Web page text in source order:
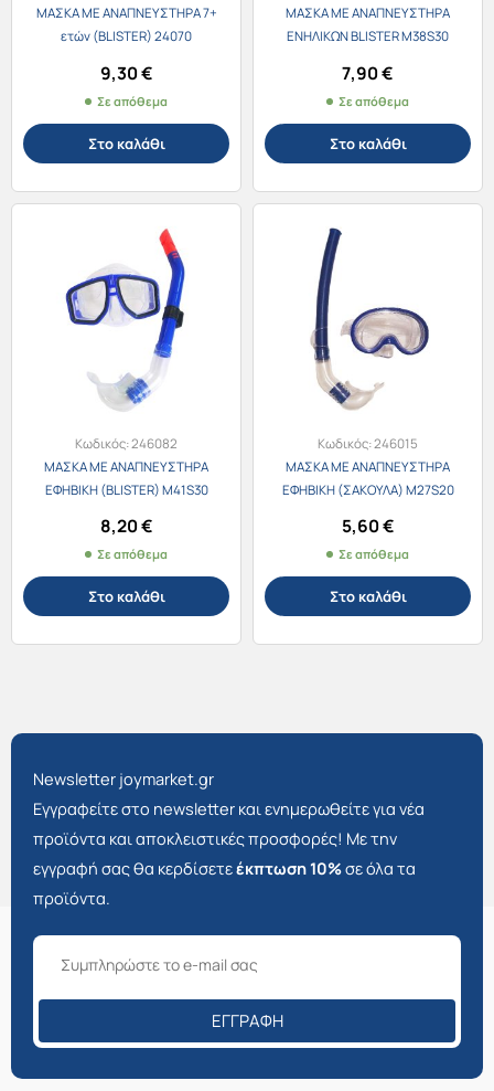
ΜΑΣΚΑ ΜΕ ΑΝΑΠΝΕΥΣΤΗΡΑ 7+
ετών (BLISTER) 24070
9,30€
Σε απόθεμα
Στο καλάθι
ΜΑΣΚΑ ΜΕ ΑΝΑΠΝΕΥΣΤΗΡΑ
ΕΝΗΛIΚΩΝ BLISTER M38S30
7,90€
Σε απόθεμα
Στο καλάθι
Κωδικός:246082
ΜΑΣΚΑ ΜΕ ΑΝΑΠΝΕΥΣΤΗΡΑ
ΕΦΗΒΙΚΗ (BLISTER) M41S30
8,20€
Σε απόθεμα
Στο καλάθι
Κωδικός:246015
ΜΑΣΚΑ ΜΕ ΑΝΑΠΝΕΥΣΤΗΡΑ
ΕΦΗΒΙΚΗ (ΣΑΚΟΥΛΑ) M27S20
5,60€
Σε απόθεμα
Στο καλάθι
Newsletter joymarket.gr
Εγγραφείτε στο newsletter και ενημερωθείτε για νέα
προϊόντα και αποκλειστικές προσφορές! Με την
εγγραφή σας θα κερδίσετεέκπτωση 10%σε όλα τα
προϊόντα.
ΕΓΓΡΑΦΉ